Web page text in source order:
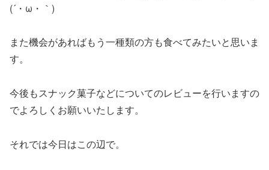
(´・ω・｀)
また機会があればもう一種類の方も食べてみたいと思いま
す。
今後もスナック菓子などについてのレビューを行いますの
でよろしくお願いいたします。
それでは今日はこの辺で。